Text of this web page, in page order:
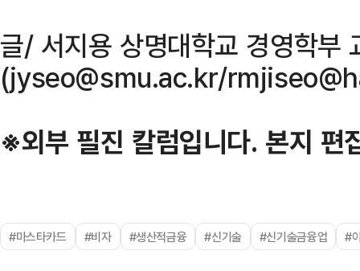
글/ 서지용 상명대학교 경영학부
(jyseo@smu.ac.kr/
※외부 필진 칼럼입니다. 본지 편
#마스타카드 #비자 #생산적금융 #신기술 #신기술금융업 #